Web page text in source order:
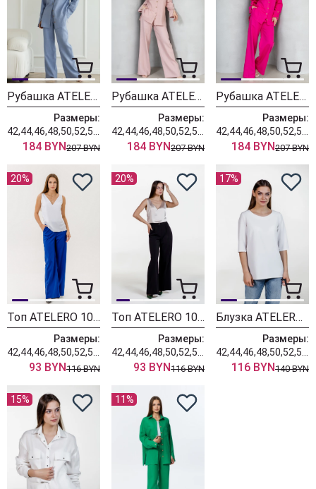
Рубашка ATELERO 1057 голубой
Размеры:
184 BYN207 BYN
Рубашка ATELERO 1057 розовая пудра
Размеры:
184 BYN207 BYN
Рубашка ATELERO 1057 розовая фуксия
Размеры:
184 BYN207 BYN
20%
Топ ATELERO 1022 белый
Размеры:
93 BYN116 BYN
20%
Топ ATELERO 1022 бежевый
Размеры:
93 BYN116 BYN
17%
Блузка ATELERO 1013 белый
Размеры:
116 BYN140 BYN
15% 11%